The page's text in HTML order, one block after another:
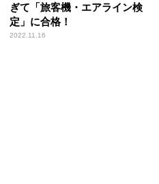
ぎて「旅客機・エアライン検
定」に合格！
2022.11.16